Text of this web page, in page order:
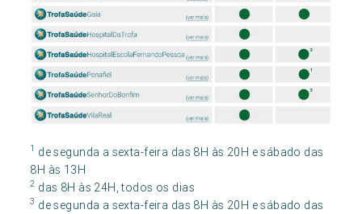
1 de segunda a sexta-feira das 8H às 20H e sábado das
8H às 13H
2 das 8H às 24H, todos os dias
3 de segunda a sexta-feira das 8H às 20H e sábado das